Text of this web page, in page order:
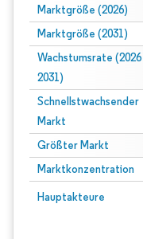
Marktgröße (2026)
Marktgröße (2031)
Wachstumsrate (2026
2031)
Schnellstwachsender
Markt
Größter Markt
Marktkonzentration
Hauptakteure
Bild © Mordor